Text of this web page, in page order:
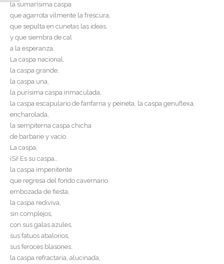
la sumarísima caspa
que agarrota vilmente la frescura,
que sepulta en cunetas las ideas,
y que siembra de cal
a la esperanza.
La caspa nacional,
la caspa grande,
la caspa una,
la purísima caspa inmaculada,
la caspa escapulario de fanfarria y peineta, la caspa genuflexa,
encharolada,
la sempiterna caspa chicha
de barbarie y vacío.
La caspa.
¡Sí! Es su caspa…
la caspa impenitente
que regresa del fondo cavernario
embozada de fiesta,
la caspa rediviva,
sin complejos,
con sus galas azules,
sus fatuos abalorios,
sus feroces blasones,
la caspa refractaria, alucinada,